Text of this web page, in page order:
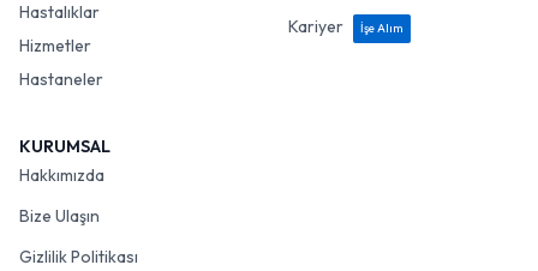
Hastalıklar
Hizmetler
Hastaneler
Kariyer
İşe Alım
KURUMSAL
Hakkımızda
Bize Ulaşın
Gizlilik Politikası